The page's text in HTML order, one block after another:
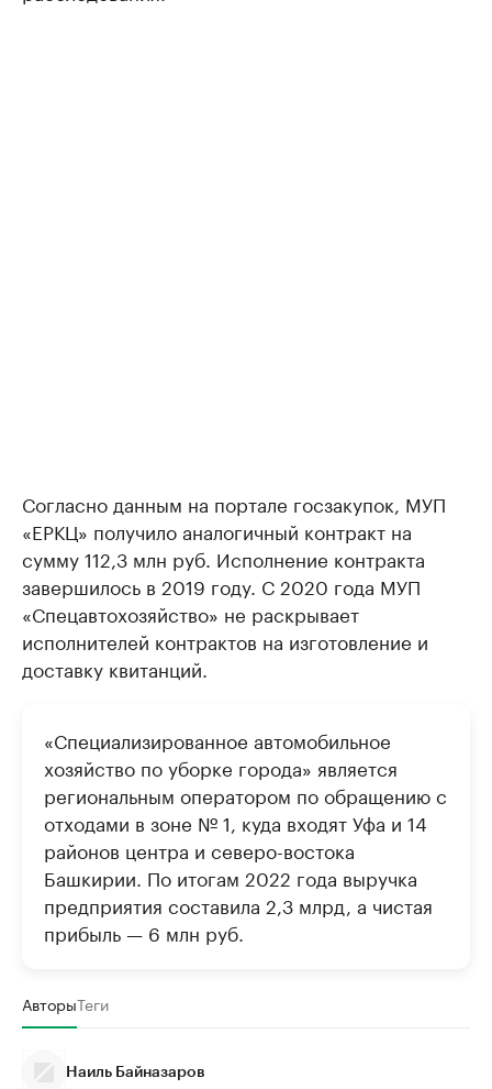
Согласно данным на портале госзакупок, МУП
«ЕРКЦ» получило аналогичный контракт на
сумму 112,3 млн руб. Исполнение контракта
завершилось в 2019 году. С 2020 года МУП
«Спецавтохозяйство» не раскрывает
исполнителей контрактов на изготовление и
доставку квитанций.
«Специализированное автомобильное
хозяйство по уборке города» является
региональным оператором по обращению с
отходами в зоне № 1, куда входят Уфа и 14
районов центра и северо-востока
Башкирии. По итогам 2022 года выручка
предприятия составила 2,3 млрд, а чистая
прибыль — 6 млн руб.
АвторыТеги
Наиль Байназаров